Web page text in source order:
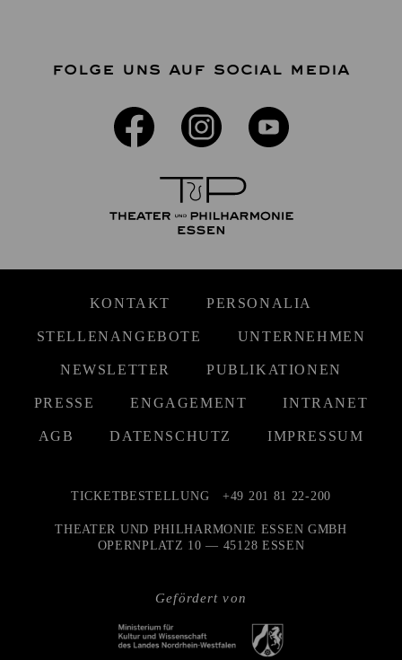
FOLGE UNS AUF SOCIAL MEDIA
KONTAKT PERSONALIA
STELLENANGEBOTE UNTERNEHMEN
NEWSLETTER PUBLIKATIONEN
PRESSE ENGAGEMENT INTRANET
AGB DATENSCHUTZ IMPRESSUM
Gefördert von
TICKETBESTELLUNG +49 201 81 22-200
THEATER UND PHILHARMONIE ESSEN GMBH
OPERNPLATZ 10 — 45128 ESSEN